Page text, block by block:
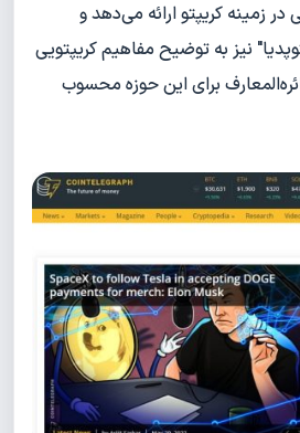
زمینه کریپتو ارائه می‌دهد و
نیز به توضیح مفاهیم کریپتویی
برای این حوزه محسوب